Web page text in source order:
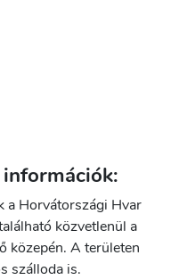
a Horvátországi Hvar
közvetlenül a
közepén. A területen
szálloda is.